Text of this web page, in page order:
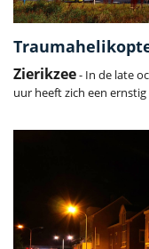
Zierikzee- In de late
uur heeft zich een